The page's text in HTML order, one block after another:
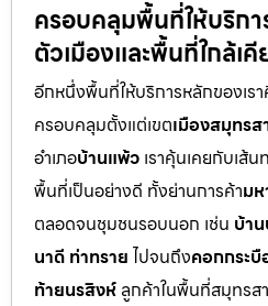
ครอบคลุมพื้นที่ให้บริกา
ตัวเมืองและพื้นที่ใกล้เ
อีกหนึ่งพื้นที่ให้บริการหลักของเร
ครอบคลุมตั้งแต่เขตเมืองสมุทรส
อำเภอบ้านแพ้ว เราคุ้นเคยกับเส้
พื้นที่เป็นอย่างดี ทั้งย่านการค้าม
ตลอดจนชุมชนรอบนอก เช่น บ้า
นาดี ท่าทราย ไปจนถึงคอกกระ
ท้ายนรสิงห์ ลูกค้าในพื้นที่สมุทรส